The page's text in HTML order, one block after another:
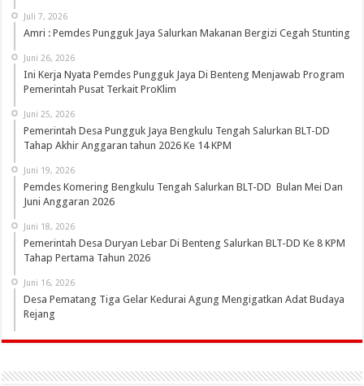
Juli 7, 2026
Amri : Pemdes Pungguk Jaya Salurkan Makanan Bergizi Cegah Stunting
Juni 26, 2026
Ini Kerja Nyata Pemdes Pungguk Jaya Di Benteng Menjawab Program
Pemerintah Pusat Terkait ProKlim
Juni 25, 2026
Pemerintah Desa Pungguk Jaya Bengkulu Tengah Salurkan BLT-DD
Tahap Akhir Anggaran tahun 2026 Ke 14 KPM
Juni 19, 2026
Pemdes Komering Bengkulu Tengah Salurkan BLT-DD Bulan Mei Dan
Juni Anggaran 2026
Juni 18, 2026
Pemerintah Desa Duryan Lebar Di Benteng Salurkan BLT-DD Ke 8 KPM
Tahap Pertama Tahun 2026
Juni 16, 2026
Desa Pematang Tiga Gelar Kedurai Agung Mengigatkan Adat Budaya
Rejang